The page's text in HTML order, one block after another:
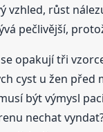
vzhled, růst
pečlivější,
opakují tři
cyst u žen před
být výmysl
nechat